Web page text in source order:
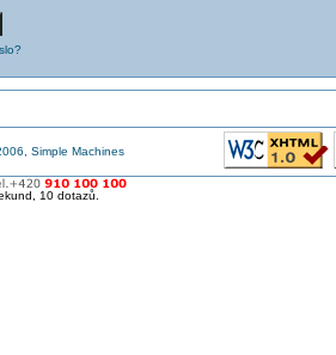
Simple Machines
10 dotazů.